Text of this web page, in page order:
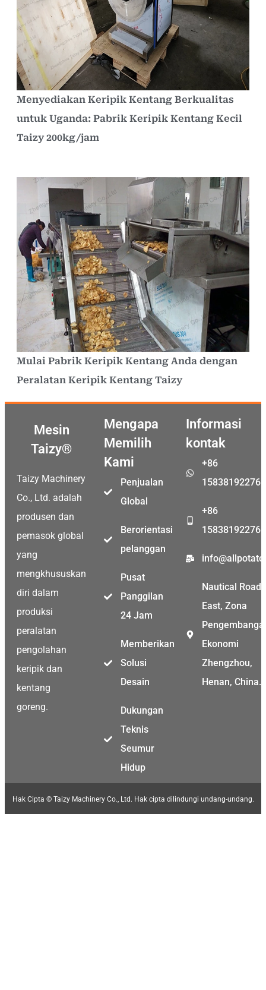
Menyediakan Keripik Kentang Berkualitas
untuk Uganda: Pabrik Keripik Kentang Kecil
Taizy 200kg/jam
Mulai Pabrik Keripik Kentang Anda dengan
Peralatan Keripik Kentang Taizy
Mesin
Taizy®
Taizy Machinery
Co., Ltd. adalah
produsen dan
pemasok global
yang
mengkhususkan
diri dalam
produksi
peralatan
pengolahan
keripik dan
kentang
goreng.
Mengapa
Memilih
Kami
Penjualan
Global
Berorientasi
pelanggan
Pusat
Panggilan
24 Jam
Memberikan
Solusi
Desain
Dukungan
Teknis
Seumur
Hidup
Informasi
kontak
+86
15838192276
+86
15838192276
Nautical Road
East, Zona
Ekonomi
Zhengzhou,
Henan, China.
Hak Cipta © Taizy Machinery Co., Ltd. Hak cipta dilindungi undang-undang.